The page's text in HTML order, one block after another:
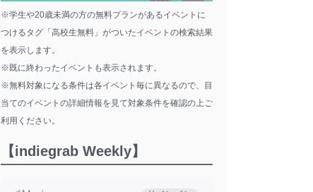
※学生や20歳未満の方の無料プランがあるイベントに
つけるタグ「高校生無料」がついたイベントの検索結果
を表示します。
※既に終わったイベントも表示されます。
※無料対象になる条件は各イベント毎に異なるので、目
当てのイベントの詳細情報を見て対象条件を確認の上ご
利用ください。
【indiegrab Weekly】